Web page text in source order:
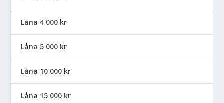
Låna 4 000 kr
Låna 5 000 kr
Låna 10 000 kr
Låna 15 000 kr